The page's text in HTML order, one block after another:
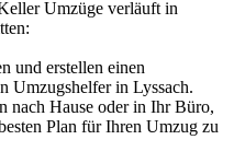
Umzüge verläuft in
und erstellen einen
Umzugshelfer in Lyssach.
nach Hause oder in Ihr Büro,
Plan für Ihren Umzug zu